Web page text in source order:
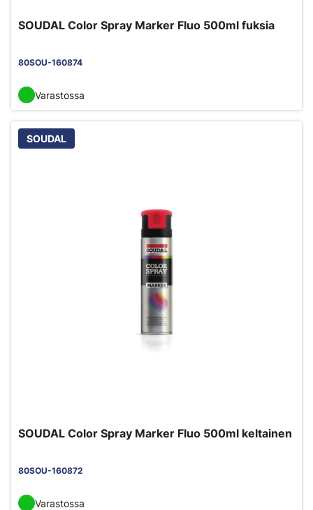
SOUDAL Color Spray Marker Fluo 500ml fuksia
80SOU-160874
Varastossa
SOUDAL
SOUDAL Color Spray Marker Fluo 500ml keltainen
80SOU-160872
Varastossa